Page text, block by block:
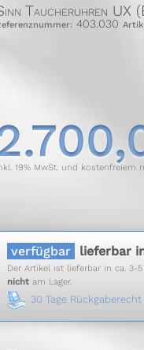
Taucheruhren UX
403.030
19% MwSt. und kostenfreiem
verfügbar lieferbar
Der Artikel ist lieferbar in ca. 3-
nichtam Lager.
30 Tage